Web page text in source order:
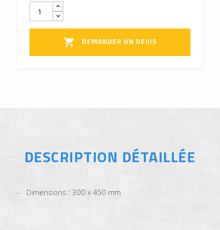
 DEMANDER UN DEVIS
DESCRIPTION DÉTAILLÉE
Dimensions : 300 x 450 mm